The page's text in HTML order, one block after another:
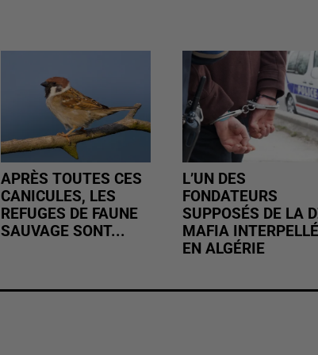
APRÈS TOUTES CES
CANICULES, LES
REFUGES DE FAUNE
SAUVAGE SONT...
L’UN DES
FONDATEURS
SUPPOSÉS DE LA
MAFIA INTERPELLÉ
EN ALGÉRIE